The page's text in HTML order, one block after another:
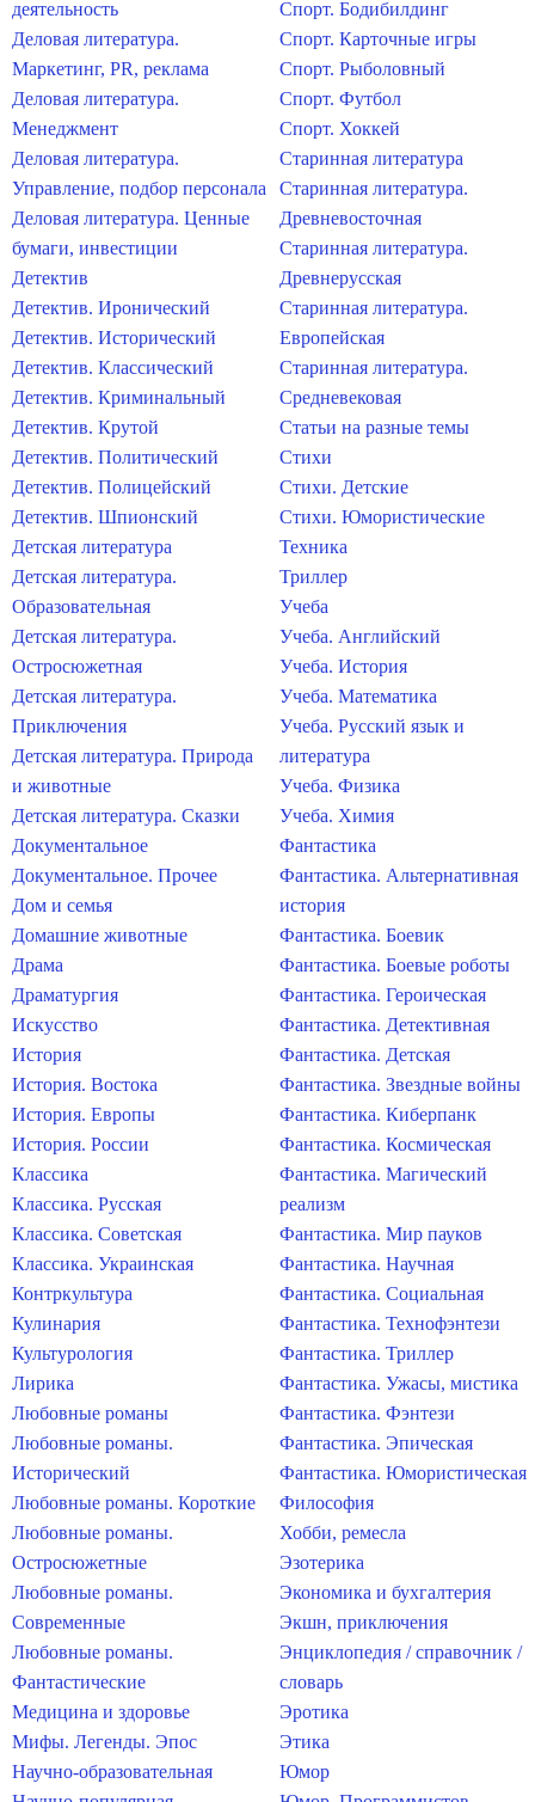
деятельность
Деловая литература.
Маркетинг, PR, реклама
Деловая литература.
Менеджмент
Деловая литература.
Управление, подбор персонала
Деловая литература. Ценные
бумаги, инвестиции
Детектив
Детектив. Иронический
Детектив. Исторический
Детектив. Классический
Детектив. Криминальный
Детектив. Крутой
Детектив. Политический
Детектив. Полицейский
Детектив. Шпионский
Детская литература
Детская литература.
Образовательная
Детская литература.
Остросюжетная
Детская литература.
Приключения
Детская литература. Природа
и животные
Детская литература. Сказки
Документальное
Документальное. Прочее
Дом и семья
Домашние животные
Драма
Драматургия
Искусство
История
История. Востока
История. Европы
История. России
Классика
Классика. Русская
Классика. Советская
Классика. Украинская
Контркультура
Кулинария
Культурология
Лирика
Любовные романы
Любовные романы.
Исторический
Любовные романы. Короткие
Любовные романы.
Остросюжетные
Любовные романы.
Современные
Любовные романы.
Фантастические
Медицина и здоровье
Мифы. Легенды. Эпос
Научно-образовательная
Спорт. Бодибилдинг
Спорт. Карточные игры
Спорт. Рыболовный
Спорт. Футбол
Спорт. Хоккей
Старинная литература
Старинная литература.
Древневосточная
Старинная литература.
Древнерусская
Старинная литература.
Европейская
Старинная литература.
Средневековая
Статьи на разные темы
Стихи
Стихи. Детские
Стихи. Юмористические
Техника
Триллер
Учеба
Учеба. Английский
Учеба. История
Учеба. Математика
Учеба. Русский язык и
литература
Учеба. Физика
Учеба. Химия
Фантастика
Фантастика. Альтернативная
история
Фантастика. Боевик
Фантастика. Боевые роботы
Фантастика. Героическая
Фантастика. Детективная
Фантастика. Детская
Фантастика. Звездные войны
Фантастика. Киберпанк
Фантастика. Космическая
Фантастика. Магический
реализм
Фантастика. Мир пауков
Фантастика. Научная
Фантастика. Социальная
Фантастика. Технофэнтези
Фантастика. Триллер
Фантастика. Ужасы, мистика
Фантастика. Фэнтези
Фантастика. Эпическая
Фантастика. Юмористическая
Философия
Хобби, ремесла
Эзотерика
Экономика и бухгалтерия
Экшн, приключения
Энциклопедия / справочник /
словарь
Эротика
Этика
Юмор